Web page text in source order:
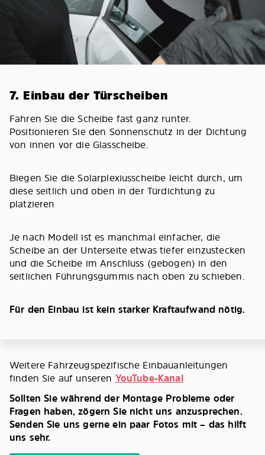
7. Einbau der Türscheiben
Fahren Sie die Scheibe fast ganz runter.
Positionieren Sie den Sonnenschutz in der Dichtung
von innen vor die Glasscheibe.
Biegen Sie die Solarplexiusscheibe leicht durch, um
diese seitlich und oben in der Türdichtung zu
platzieren
Je nach Modell ist es manchmal einfacher, die
Scheibe an der Unterseite etwas tiefer einzustecken
und die Scheibe im Anschluss (gebogen) in den
seitlichen Führungsgummis nach oben zu schieben.
Für den Einbau ist kein starker Kraftaufwand nötig.
Weitere Fahrzeugspezifische Einbauanleitungen
finden Sie auf unseren YouTube-Kanal
Sollten Sie während der Montage Probleme oder
Fragen haben, zögern Sie nicht uns anzusprechen.
Senden Sie uns gerne ein paar Fotos mit – das hilft
uns sehr.